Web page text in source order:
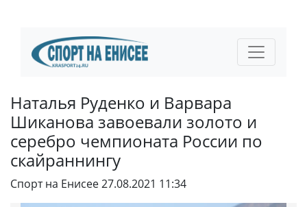
Наталья Руденко и Варвара
Шиканова завоевали золото и
серебро чемпионата России по
скайраннингу
Спорт на Енисее27.08.2021 11:34